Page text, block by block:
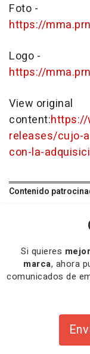
Foto -
https://
Logo -
https://
View original
content:
releases/cujo-
con-la-
Contenido
Si quieres
marca, ahora
comunicados de